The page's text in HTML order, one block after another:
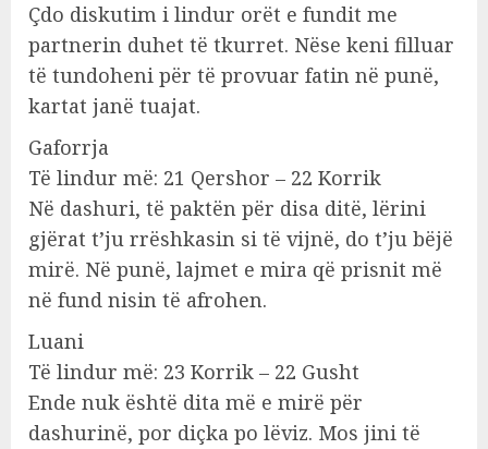
Çdo diskutim i lindur orët e fundit me
partnerin duhet të tkurret. Nëse keni filluar
të tundoheni për të provuar fatin në punë,
kartat janë tuajat.
Gaforrja
Të lindur më: 21 Qershor – 22 Korrik
Në dashuri, të paktën për disa ditë, lërini
gjërat t’ju rrëshkasin si të vijnë, do t’ju bëjë
mirë. Në punë, lajmet e mira që prisnit më
në fund nisin të afrohen.
Luani
Të lindur më: 23 Korrik – 22 Gusht
Ende nuk është dita më e mirë për
dashurinë, por diçka po lëviz. Mos jini të